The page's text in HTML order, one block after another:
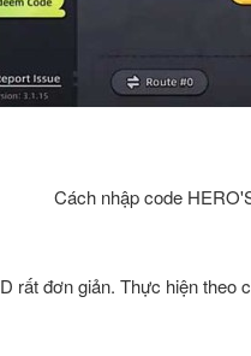
Cách nhập code
rất đơn giản. Thực hiện theo